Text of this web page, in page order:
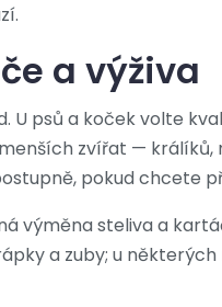
a výživa
U psů a koček volte
zvířat —
pokud chcete
výměna steliva a
a zuby; u